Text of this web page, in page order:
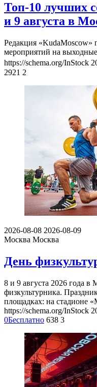
Топ-10 лучших
и 9 августа в
Редакция «KudaMoscow»
мероприятий на
https://schema.org/InStock
2921 2
2026-08-08 2026-08-09
Москва Москва
День
8 и 9 августа 2026 года в
физкультурника.
площадках: на стадионе
https://schema.org/InStock
0Бесплатно 638 3